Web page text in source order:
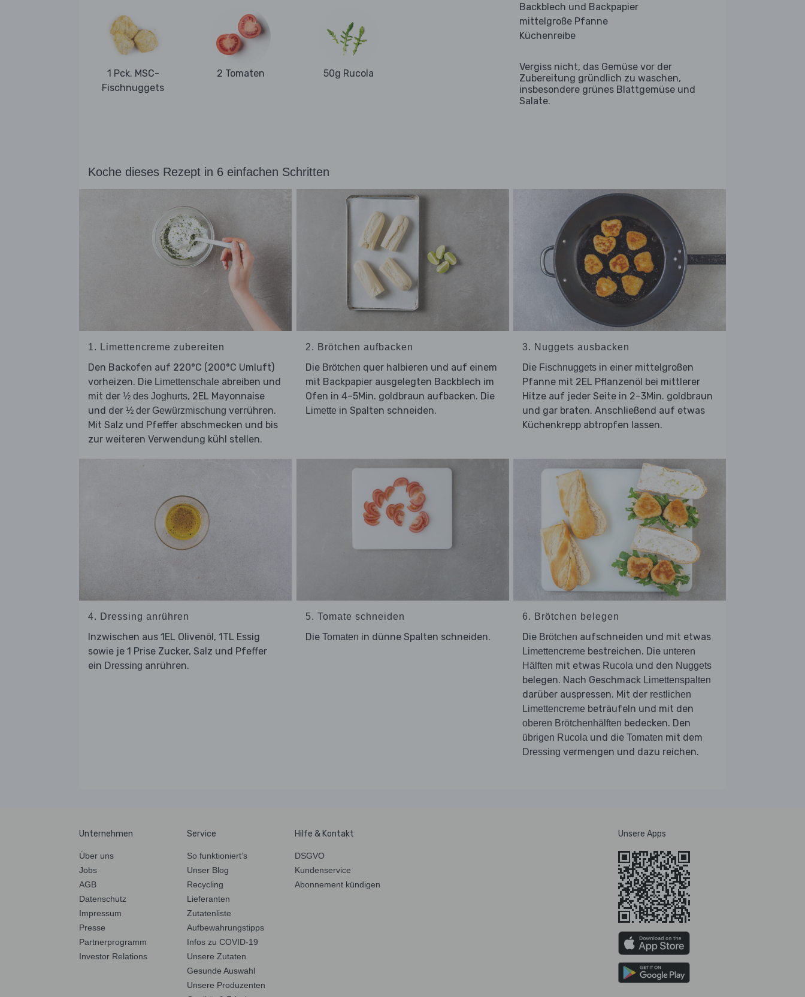
1 Pck. MSC-
Fischnuggets
2 Tomaten 50g Rucola
Backblech und Backpapier
mittelgroße Pfanne
Küchenreibe
Vergiss nicht, das Gemüse vor der
Zubereitung gründlich zu waschen,
insbesondere grünes Blattgemüse und
Salate.
Koche dieses Rezept in 6 einfachen Schritten
1. Limettencreme zubereiten
Den Backofen auf 220°C (200°C Umluft)
vorheizen. Die Limettenschale abreiben und
mit der ½ des Joghurts, 2EL Mayonnaise
und der ½ der Gewürzmischung verrühren.
Mit Salz und Pfeffer abschmecken und bis
zur weiteren Verwendung kühl stellen.
2. Brötchen aufbacken
Die Brötchen quer halbieren und auf einem
mit Backpapier ausgelegten Backblech im
Ofen in 4–5Min. goldbraun aufbacken. Die
Limette in Spalten schneiden.
3. Nuggets ausbacken
Die Fischnuggets in einer mittelgroßen
Pfanne mit 2EL Pflanzenöl bei mittlerer
Hitze auf jeder Seite in 2–3Min. goldbraun
und gar braten. Anschließend auf etwas
Küchenkrepp abtropfen lassen.
4. Dressing anrühren
Inzwischen aus 1EL Olivenöl, 1TL Essig
sowie je 1 Prise Zucker, Salz und Pfeffer
ein Dressing anrühren.
5. Tomate schneiden
Die Tomaten in dünne Spalten schneiden.
6. Brötchen belegen
Die Brötchen aufschneiden und mit etwas
Limettencreme bestreichen. Die unteren
Hälften mit etwas Rucola und den Nuggets
belegen. Nach Geschmack Limettenspalten
darüber auspressen. Mit der restlichen
Limettencreme beträufeln und mit den
oberen Brötchenhälften bedecken. Den
übrigen Rucola und die Tomaten mit dem
Dressing vermengen und dazu reichen.
Unternehmen
Über uns
Jobs
AGB
Datenschutz
Impressum
Presse
Partnerprogramm
Investor Relations
Service
So funktioniert’s
Unser Blog
Recycling
Lieferanten
Zutatenliste
Aufbewahrungstipps
Infos zu COVID-19
Unsere Zutaten
Gesunde Auswahl
Unsere Produzenten
Hilfe & Kontakt
DSGVO
Kundenservice
Abonnement kündigen
Unsere Apps